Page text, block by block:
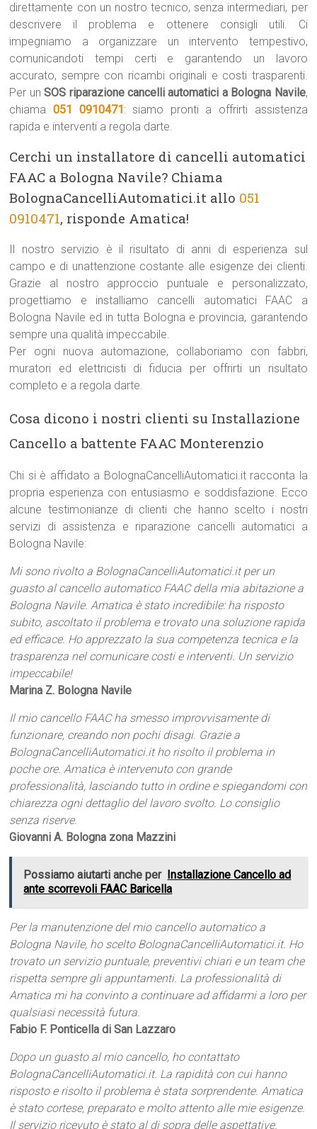
direttamente con un nostro tecnico, senza intermediari, per
descrivere il problema e ottenere consigli utili. Ci
impegniamo a organizzare un intervento tempestivo,
comunicandoti tempi certi e garantendo un lavoro
accurato, sempre con ricambi originali e costi trasparenti.
Per unSOS riparazione cancelli automatici a Bologna Navile,
chiama051 0910471: siamo pronti a offrirti assistenza
rapida e interventi a regola darte.
Cerchi un installatore di cancelli automatici
FAAC a Bologna Navile? Chiama
BolognaCancelliAutomatici.it allo 051
0910471, risponde Amatica!
Il nostro servizio è il risultato di anni di esperienza sul
campo e di unattenzione costante alle esigenze dei clienti.
Grazie al nostro approccio puntuale e personalizzato,
progettiamo e installiamo cancelli automatici FAAC a
Bologna Navile ed in tutta Bologna e provincia, garantendo
sempre una qualità impeccabile.
Per ogni nuova automazione, collaboriamo con fabbri,
muratori ed elettricisti di fiducia per offrirti un risultato
completo e a regola darte.
Cosa dicono i nostri clienti su Installazione
Cancello a battente FAAC Monterenzio
Chi si è affidato a BolognaCancelliAutomatici.it racconta la
propria esperienza con entusiasmo e soddisfazione. Ecco
alcune testimonianze di clienti che hanno scelto i nostri
servizi di assistenza e riparazione cancelli automatici a
Bologna Navile:
Mi sono rivolto a BolognaCancelliAutomatici.it per un
guasto al cancello automatico FAAC della mia abitazione a
Bologna Navile. Amatica è stato incredibile: ha risposto
subito, ascoltato il problema e trovato una soluzione rapida
ed efficace. Ho apprezzato la sua competenza tecnica e la
trasparenza nel comunicare costi e interventi. Un servizio
impeccabile!
Marina Z. Bologna Navile
Il mio cancello FAAC ha smesso improvvisamente di
funzionare, creando non pochi disagi. Grazie a
BolognaCancelliAutomatici.it ho risolto il problema in
poche ore. Amatica è intervenuto con grande
professionalità, lasciando tutto in ordine e spiegandomi con
chiarezza ogni dettaglio del lavoro svolto. Lo consiglio
senza riserve.
Giovanni A. Bologna zona Mazzini
Possiamo aiutarti anche per Installazione Cancello ad
ante scorrevoli FAAC Baricella
Per la manutenzione del mio cancello automatico a
Bologna Navile, ho scelto BolognaCancelliAutomatici.it. Ho
trovato un servizio puntuale, preventivi chiari e un team che
rispetta sempre gli appuntamenti. La professionalità di
Amatica mi ha convinto a continuare ad affidarmi a loro per
qualsiasi necessità futura.
Fabio F. Ponticella di San Lazzaro
Dopo un guasto al mio cancello, ho contattato
BolognaCancelliAutomatici.it. La rapidità con cui hanno
risposto e risolto il problema è stata sorprendente. Amatica
è stato cortese, preparato e molto attento alle mie esigenze.
Il servizio ricevuto è stato al di sopra delle aspettative.